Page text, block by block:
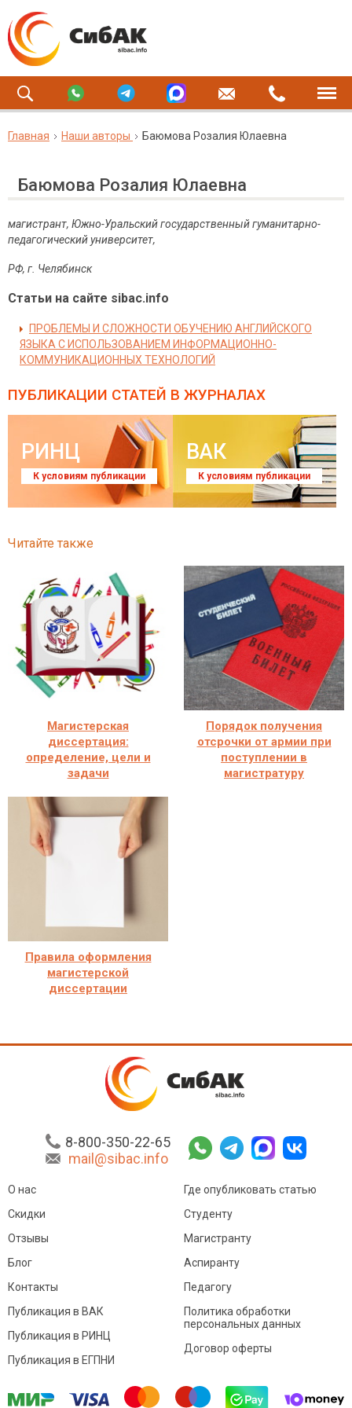
Главная Наши авторы Баюмова Розалия Юлаевна
Баюмова Розалия Юлаевна
магистрант, Южно-Уральский государственный гуманитарно-
педагогический университет,
РФ, г. Челябинск
Статьи на сайте sibac.info
ПРОБЛЕМЫ И СЛОЖНОСТИ ОБУЧЕНИЮ АНГЛИЙСКОГО
ЯЗЫКА С ИСПОЛЬЗОВАНИЕМ ИНФОРМАЦИОННО-
КОММУНИКАЦИОННЫХ ТЕХНОЛОГИЙ
ПУБЛИКАЦИИ СТАТЕЙ В ЖУРНАЛАХ
РИНЦ
К условиям публикации
ВАК
К условиям публикации
Читайте также
Магистерская
диссертация:
определение, цели и
задачи
Порядок получения
отсрочки от армии при
поступлении в
магистратуру
Правила оформления
магистерской
диссертации
8-800-350-22-65
mail@sibac.info
О нас
Скидки
Отзывы
Блог
Контакты
Где опубликовать статью
Студенту
Магистранту
Аспиранту
Педагогу
Публикация в ВАК
Публикация в РИНЦ
Публикация в ЕГПНИ
Политика обработки
персональных данных
Договор оферты